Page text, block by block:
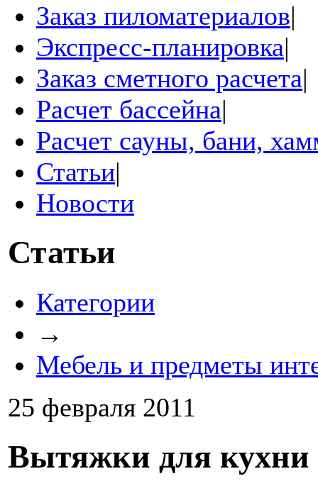
Заказ пиломатериалов|
Экспресс-планировка|
Заказ сметного расчета|
Расчет бассейна|
Расчет сауны, бани,
Статьи|
Новости
Статьи
Категории
→
Мебель и предметы
25 февраля 2011
Вытяжки для кухни